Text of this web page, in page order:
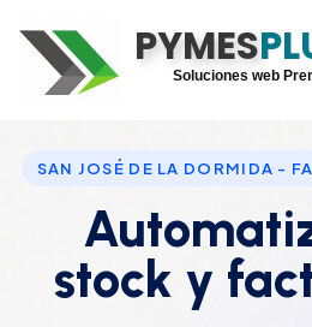
PYMESDigitaliza tu
Soluciones web
SAN JOSÉ DE LA DORMIDA -
stock y